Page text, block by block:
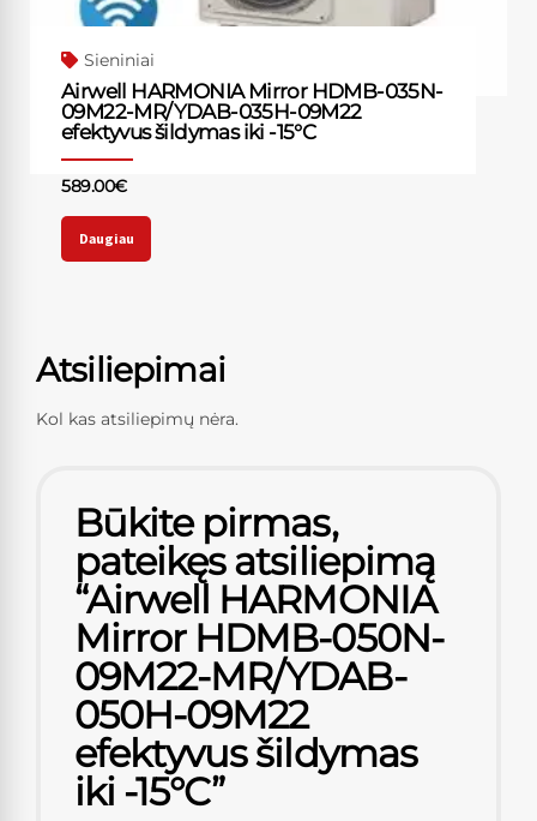
Sieniniai
Airwell HARMONIA Mirror HDMB-035N-
09M22-MR/YDAB-035H-09M22
efektyvus šildymas iki -15°C
589.00€
Daugiau
Atsiliepimai
Kol kas atsiliepimų nėra.
Būkite pirmas,
pateikęs atsiliepimą
“Airwell HARMONIA
Mirror HDMB-050N-
09M22-MR/YDAB-
050H-09M22
efektyvus šildymas
iki -15°C”